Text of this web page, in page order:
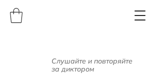
Слушайте и повторяйте
за диктором